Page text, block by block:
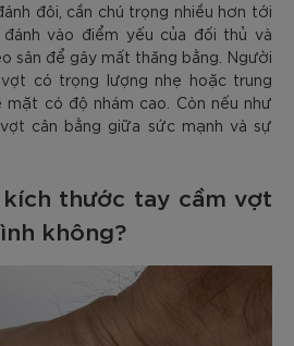
đôi, cần chú trọng nhiều hơn tới
vào điểm yếu của đối thủ và
sân để gây mất thăng bằng. Người
có trọng lượng nhẹ hoặc trung
mặt có độ nhám cao. Còn nếu như
cân bằng giữa sức mạnh và sự
kích thước tay cầm vợt
không?